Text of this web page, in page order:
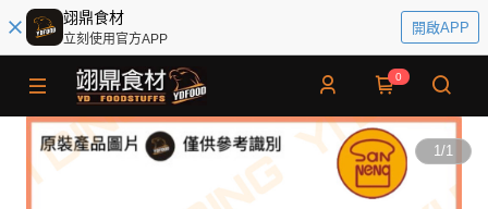
翊鼎食材
立刻使用官方APP
開啟APP
0
1/1